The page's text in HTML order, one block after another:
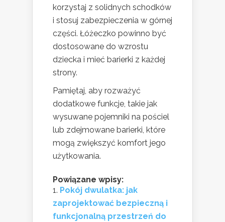
korzystaj z solidnych schodków
i stosuj zabezpieczenia w górnej
części. Łóżeczko powinno być
dostosowane do wzrostu
dziecka i mieć barierki z każdej
strony.
Pamiętaj, aby rozważyć
dodatkowe funkcje, takie jak
wysuwane pojemniki na pościel
lub zdejmowane barierki, które
mogą zwiększyć komfort jego
użytkowania.
Powiązane wpisy:
Pokój dwulatka: jak
zaprojektować bezpieczną i
funkcjonalną przestrzeń do